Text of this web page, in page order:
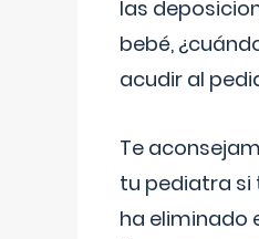
las
bebé,
acudir al
Te
tu pediatra si
ha eliminado